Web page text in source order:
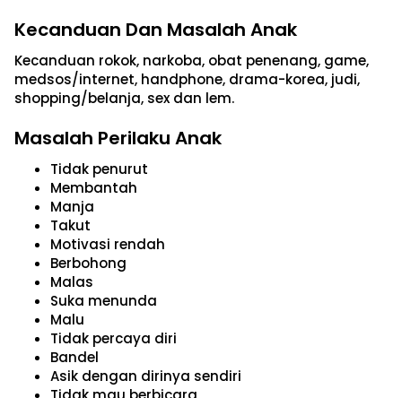
Kecanduan Dan Masalah Anak
Kecanduan rokok, narkoba, obat penenang, game,
medsos/internet, handphone, drama-korea, judi,
shopping/belanja, sex dan lem.
Masalah Perilaku Anak
Tidak penurut
Membantah
Manja
Takut
Motivasi rendah
Berbohong
Malas
Suka menunda
Malu
Tidak percaya diri
Bandel
Asik dengan dirinya sendiri